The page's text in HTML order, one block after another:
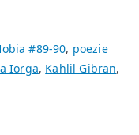
#89-90, poezie
Iorga, Kahlil Gibran,